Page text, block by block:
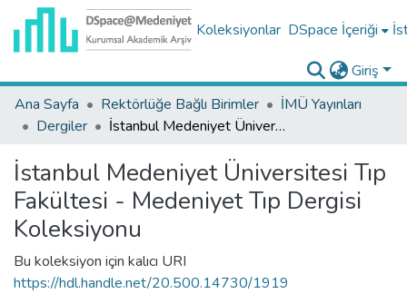
Koleksiyonlar DSpace İçeriği
Giriş
Ana Sayfa
Rektörlüğe Bağlı Birimler
İMÜ Yayınları
Dergiler
İstanbul Medeniyet Üniversitesi Tıp Fakültesi - Medeniyet Tıp Dergisi Koleksiyonu
İstanbul Medeniyet Üniversitesi Tıp
Fakültesi - Medeniyet Tıp Dergisi
Koleksiyonu
Bu koleksiyon için kalıcı URI
https://hdl.handle.net/20.500.14730/1919